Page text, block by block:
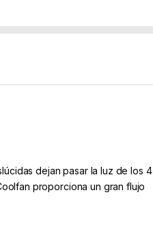
dejan pasar la luz de los 4
proporciona un gran flujo